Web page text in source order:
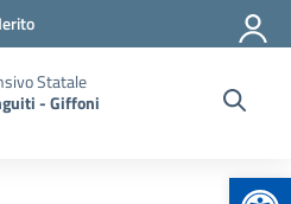
Statale
- Giffoni